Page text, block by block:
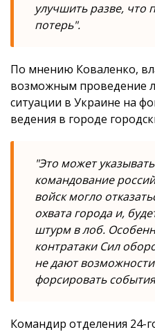
улучшить разве, что
потерь".
По мнению Коваленко,
возможным проведение
ситуации в Украине на
ведения в городе
"Это может
командование
войск могло
охвата города и,
штурм в лоб.
контратаки Сил
не дают
форсировать
Командир отделения 24-